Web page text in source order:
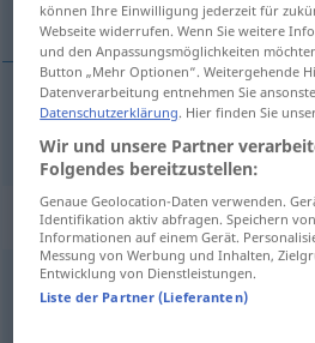
entrepôt
Lagerhalle
Synonyme für
Speicher,Lagerhaus,Depot
können Ihre Einwilligung jederzeit für
Webseite widerrufen. Wenn Sie weitere
und den Anpassungsmöglichkeiten
Button „Mehr Optionen“. Weitergehende
Datenverarbeitung entnehmen Sie
Datenschutzerklärung. Hier finden Sie
Wir und unsere Partner
Folgendes bereitzustellen:
Genaue Geolocation-Daten verwenden.
Identifikation aktiv abfragen. Speichern
Informationen auf einem Gerät.
Messung von Werbung und Inhalten,
Entwicklung von Dienstleistungen.
Liste der Partner (Lieferanten)